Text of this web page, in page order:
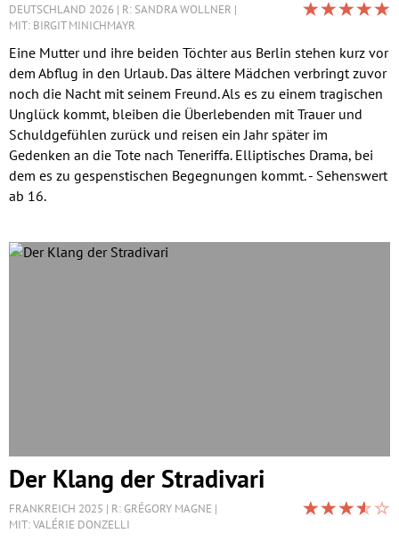
DEUTSCHLAND 2026 R: SANDRA WOLLNER
MIT: BIRGIT MINICHMAYR
Eine Mutter und ihre beiden Töchter aus Berlin stehen kurz vor
dem Abflug in den Urlaub. Das ältere Mädchen verbringt zuvor
noch die Nacht mit seinem Freund. Als es zu einem tragischen
Unglück kommt, bleiben die Überlebenden mit Trauer und
Schuldgefühlen zurück und reisen ein Jahr später im
Gedenken an die Tote nach Teneriffa. Elliptisches Drama, bei
dem es zu gespenstischen Begegnungen kommt. - Sehenswert
ab 16.
Der Klang der Stradivari
FRANKREICH 2025
R: GRÉGORY MAGNE
MIT: VALÉRIE DONZELLI